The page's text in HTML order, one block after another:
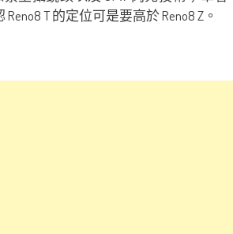
T 的定位可是要高於 Reno8 Z。